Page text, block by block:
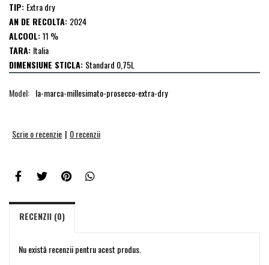
TIP: Extra dry
AN DE RECOLTA: 2024
ALCOOL:11 %
TARA: Italia
DIMENSIUNE STICLA: Standard 0,75L
Model: la-marca-millesimato-prosecco-extra-dry
Scrie o recenzie | 0 recenzii
RECENZII (0)
Nu există recenzii pentru acest produs.